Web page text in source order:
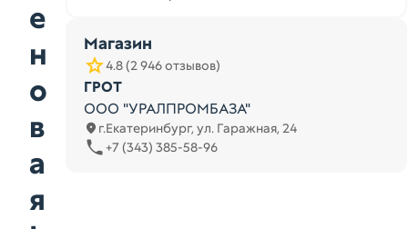
е
н
о
в
а
я
Магазин
4.8 (2 946 отзывов)
ГРОТ
ООО "УРАЛПРОМБАЗА"
г.Екатеринбург, ул. Гаражная, 24
+7 (343) 385-58-96